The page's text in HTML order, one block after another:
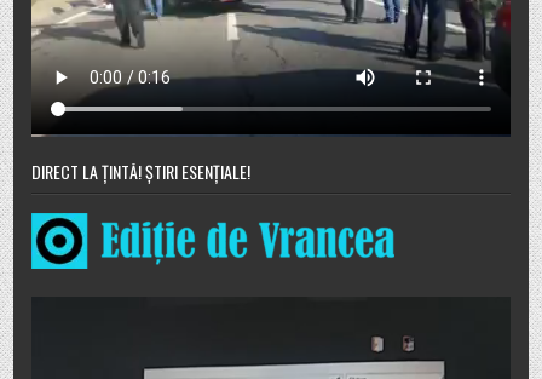
DIRECT LA ȚINTĂ! ȘTIRI ESENȚIALE!